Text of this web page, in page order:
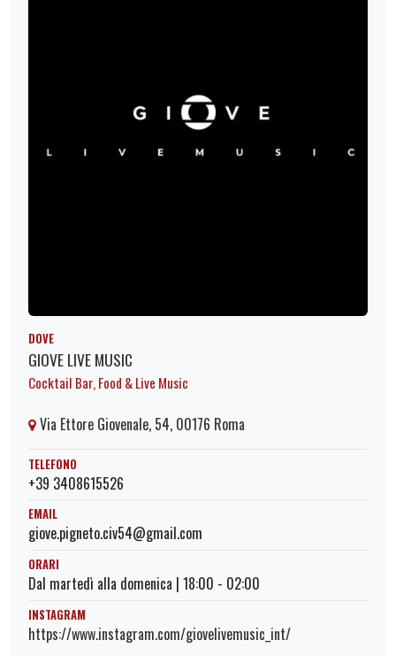
DOVE
GIOVE LIVE MUSIC
Cocktail Bar, Food & Live Music
Via Ettore Giovenale, 54, 00176 Roma
TELEFONO
+39 3408615526
EMAIL
giove.pigneto.civ54@gmail.com
ORARI
Dal martedì alla domenica | 18:00 - 02:00
INSTAGRAM
https://www.instagram.com/giovelivemusic_int/